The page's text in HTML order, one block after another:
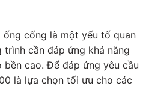
cống là một yếu tố quan
cần đáp ứng khả năng
bền cao. Để đáp ứng yêu cầu
là lựa chọn tối ưu cho các